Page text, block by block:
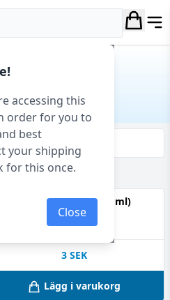
accessing this
order for you to
best
your shipping
for this once.
Close
(För DIY)
V3 - Tomflaska (10 ml)
3 SEK
Lägg i varukorg